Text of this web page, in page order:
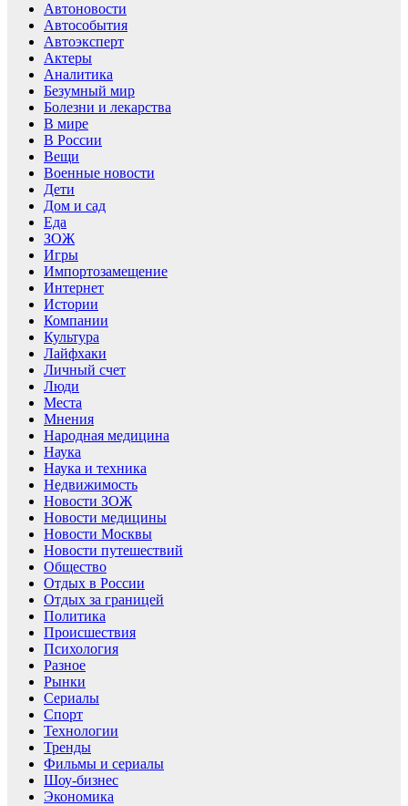
Автоновости
Автособытия
Автоэксперт
Актеры
Аналитика
Безумный мир
Болезни и лекарства
В мире
В России
Вещи
Военные новости
Дети
Дом и сад
Еда
ЗОЖ
Игры
Импортозамещение
Интернет
Истории
Компании
Культура
Лайфхаки
Личный счет
Люди
Места
Мнения
Народная медицина
Наука
Наука и техника
Недвижимость
Новости ЗОЖ
Новости медицины
Новости Москвы
Новости путешествий
Общество
Отдых в России
Отдых за границей
Политика
Происшествия
Психология
Разное
Рынки
Сериалы
Спорт
Технологии
Тренды
Фильмы и сериалы
Шоу-бизнес
Экономика